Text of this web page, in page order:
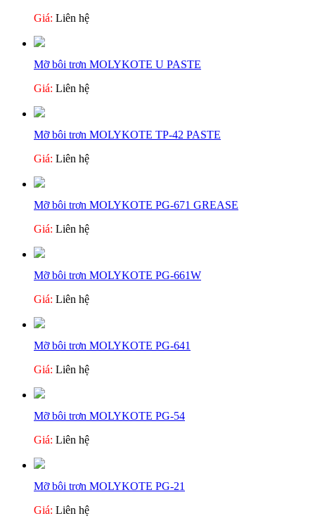
Giá: Liên hệ
Mỡ bôi trơn MOLYKOTE U PASTE
Giá: Liên hệ
Mỡ bôi trơn MOLYKOTE TP-42 PASTE
Giá: Liên hệ
Mỡ bôi trơn MOLYKOTE PG-671 GREASE
Giá: Liên hệ
Mỡ bôi trơn MOLYKOTE PG-661W
Giá: Liên hệ
Mỡ bôi trơn MOLYKOTE PG-641
Giá: Liên hệ
Mỡ bôi trơn MOLYKOTE PG-54
Giá: Liên hệ
Mỡ bôi trơn MOLYKOTE PG-21
Giá: Liên hệ